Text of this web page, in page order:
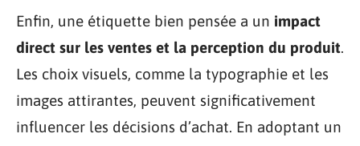
Enfin, une étiquette bien pensée a un impact
direct sur les ventes et la perception du produit.
Les choix visuels, comme la typographie et les
images attirantes, peuvent significativement
influencer les décisions d’achat. En adoptant un